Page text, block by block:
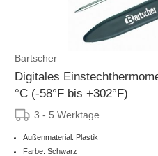
Bartscher
Digitales
°C (-58°F bis +302°F)
3 - 5 Werktage
Außenmaterial: Plastik
Farbe: Schwarz